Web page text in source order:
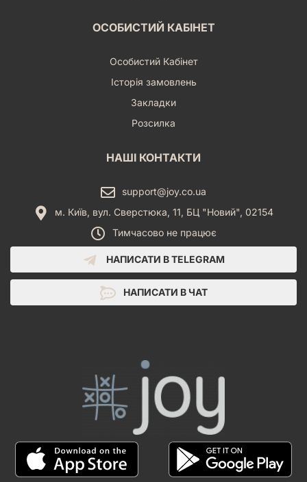
ОСОБИСТИЙ КАБІНЕТ
Особистий Кабінет
Історія замовлень
Закладки
Розсилка
НАШІ КОНТАКТИ
support@joy.co.ua
м. Київ, вул. Сверстюка, 11, БЦ "Новий", 02154
Тимчасово не працює
НАПИСАТИ В TELEGRAM
НАПИСАТИ В ЧАТ